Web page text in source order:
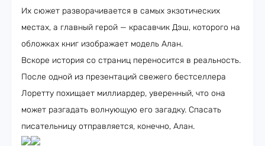
Их сюжет разворачивается в самых экзотических
местах, а главный герой — красавчик Дэш, которого на
обложках книг изображает модель Алан.
Вскоре история со страниц переносится в реальность.
После одной из презентаций свежего бестселлера
Лоретту похищает миллиардер, уверенный, что она
может разгадать волнующую его загадку. Спасать
писательницу отправляется, конечно, Алан.